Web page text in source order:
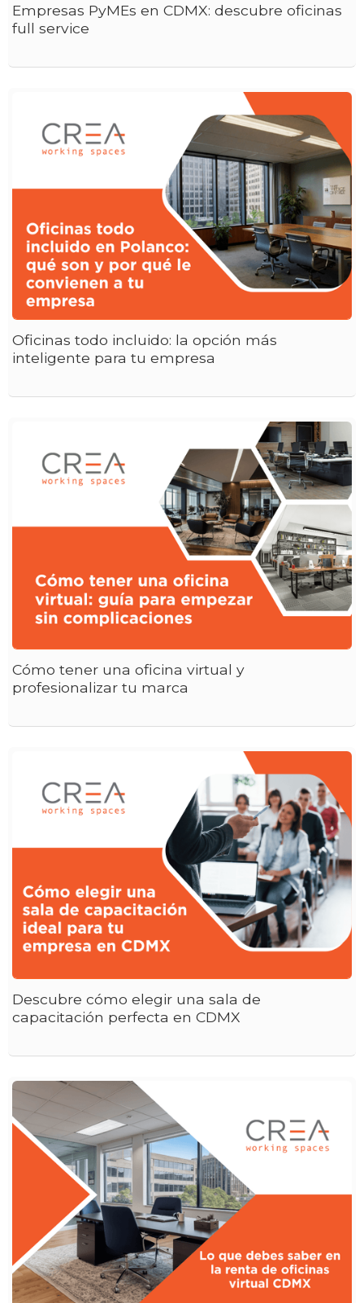
Empresas PyMEs en CDMX: descubre oficinas
full service
Oficinas todo incluido: la opción más
inteligente para tu empresa
Cómo tener una oficina virtual y
profesionalizar tu marca
Descubre cómo elegir una sala de
capacitación perfecta en CDMX